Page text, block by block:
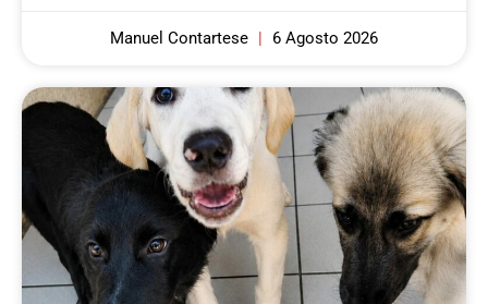
Manuel Contartese 6 Agosto 2026